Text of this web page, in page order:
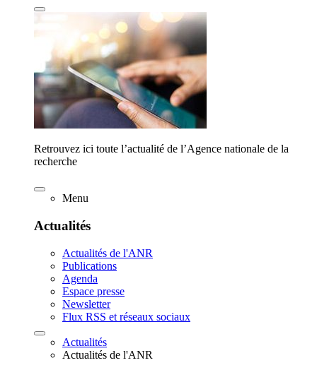
Retrouvez ici toute l’actualité de l’Agence nationale de la
recherche
Menu
Actualités
Actualités de l'ANR
Publications
Agenda
Espace presse
Newsletter
Flux RSS et réseaux sociaux
Actualités
Actualités de l'ANR